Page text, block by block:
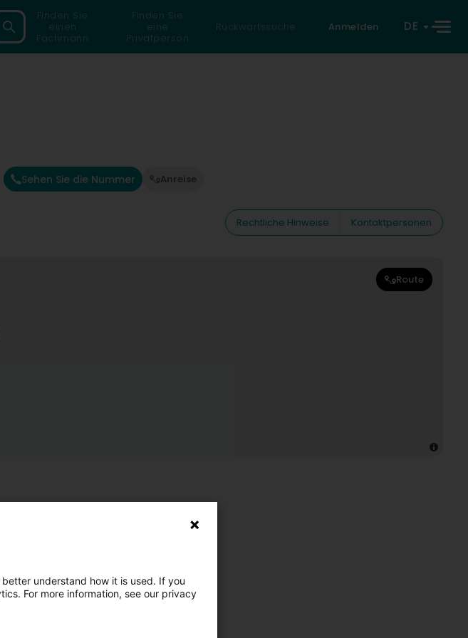
Finden Sie
einen
Fachmann
Finden Sie
eine
Privatperson
Rückwärtssuche Anmelden DE
Sehen Sie die Nummer Anreise
Rechtliche Hinweise
Kontaktpersonen
Route
understand how it is used. If you
For more information, see our privacy